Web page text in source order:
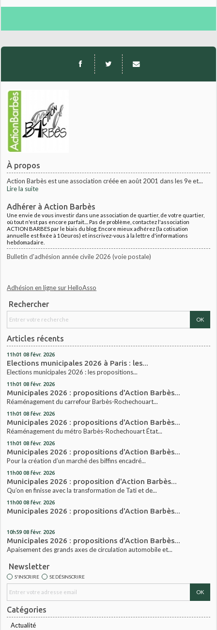
À propos
Action Barbès est une association créée en août 2001 dans les 9e et...
Lire la suite
Adhérer à Action Barbès
Une envie de vous investir dans une association de quartier, de votre quartier,
où tout n'est pas encore parfait.... Pas de problème, contactez l'association
ACTION BARBES par le biais du blog. Encore mieux adhérez (la cotisation
annuelle est fixée à 10euros) et inscrivez-vous à la lettre d'informations
hebdomadaire.
Bulletin d'adhésion année civile 2026 (voie postale)
Adhésion en ligne sur HelloAsso
Rechercher
Articles récents
11h01 08 févr. 2026
Elections municipales 2026 à Paris : les...
Elections municipales 2026 : les propositions...
11h01 08 févr. 2026
Municipales 2026 : propositions d'Action Barbès...
Réaménagement du carrefour Barbès-Rochechouart...
11h01 08 févr. 2026
Municipales 2026 : propositions d'Action Barbès...
Réaménagement du métro Barbès-Rochechouart État...
11h01 08 févr. 2026
Municipales 2026 : propositions d'Action Barbès...
Pour la création d’un marché des biffins encadré...
11h00 08 févr. 2026
Municipales 2026 : proposition d'Action Barbès...
Qu’on en finisse avec la transformation de Tati et de...
11h00 08 févr. 2026
Municipales 2026 : propositions d'Action Barbès...
10h59 08 févr. 2026
Municipales 2026 : propositions d'Action Barbès...
Apaisement des grands axes de circulation automobile et...
Newsletter
S'INSCRIRE SE DÉSINSCRIRE
Catégories
Actualité